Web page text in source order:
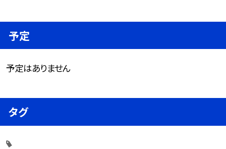
予定
予定はありません
タグ